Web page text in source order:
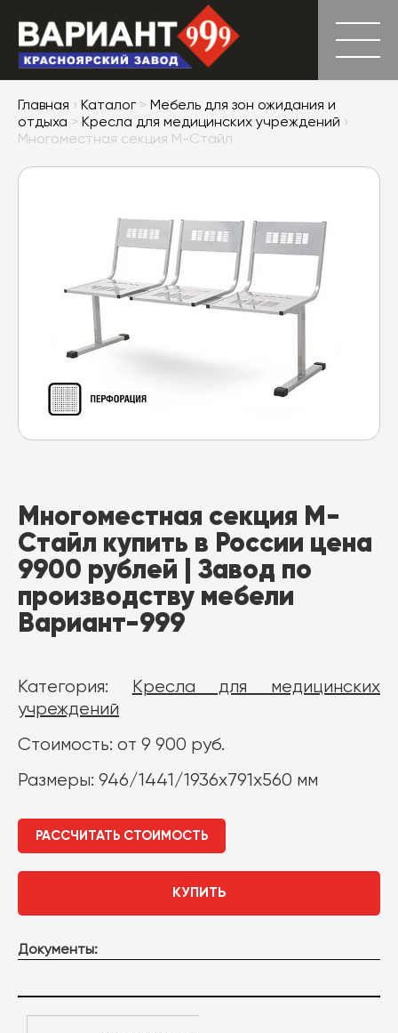
Главная › Каталог > Мебель для зон ожидания и
отдыха > Кресла для медицинских учреждений ›
Многоместная секция М-Стайл
Многоместная секция М-
Стайл купить в России цена
9900 рублей | Завод по
производству мебели
Вариант-999
Категория:
Кресла для медицинских
учреждений
Стоимость: от 9 900 руб.
Размеры: 946/1441/1936x791x560 мм
РАССЧИТАТЬ СТОИМОСТЬ
КУПИТЬ
Документы: